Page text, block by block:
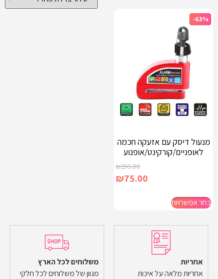
-63%
מנעול דיסק עם אזעקה חכמה
לאופניים/קורקינט/אופנוע
₪150.00
₪75.00
בחר אפשרויות
אחריות
אחריות מלאה על איכות
משלוחים לכל הארץ
מגוון של משלוחים לכל חלקי